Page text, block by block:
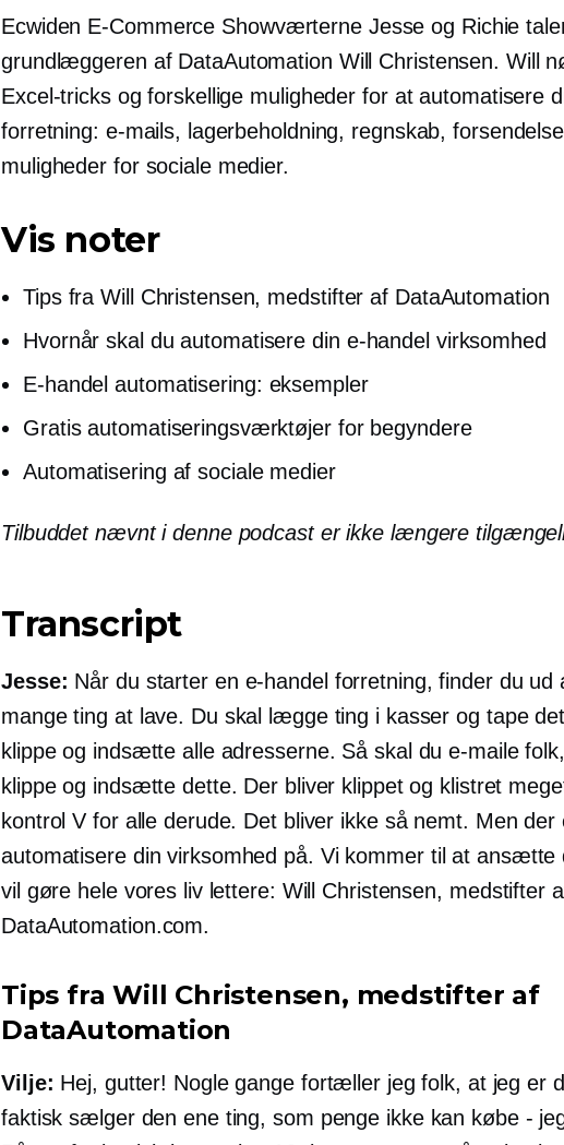
Ecwiden E-Commerce Showværterne Jesse og Richie
grundlæggeren af ​​DataAutomation Will Christensen. Will
Excel-tricks og forskellige muligheder for at automatisere
forretning: e-mails, lagerbeholdning, regnskab,
muligheder for sociale medier.
Vis noter
Tips fra Will Christensen, medstifter af DataAutomation
Hvornår skal du automatisere din e-handelvirksomhed
E-handel automatisering: eksempler
Gratis automatiseringsværktøjer for begyndere
Automatisering af sociale medier
Tilbuddet nævnt i denne podcast er ikke længere
Transcript
Jesse: Når du starter en e-handelforretning, finder du ud
mange ting at lave. Du skal lægge ting i kasser og tape
klippe og indsætte alle adresserne. Så skal du e-maile
klippe og indsætte dette. Der bliver klippet og klistret
kontrol V for alle derude. Det bliver ikke så nemt. Men der
automatisere din virksomhed på. Vi kommer til at ansætte
vil gøre hele vores liv lettere: Will Christensen, medstifter
DataAutomation.com.
Tips fra Will Christensen, medstifter af
DataAutomation
Vilje: Hej, gutter! Nogle gange fortæller jeg folk, at jeg er
faktisk sælger den ene ting, som penge ikke kan købe -